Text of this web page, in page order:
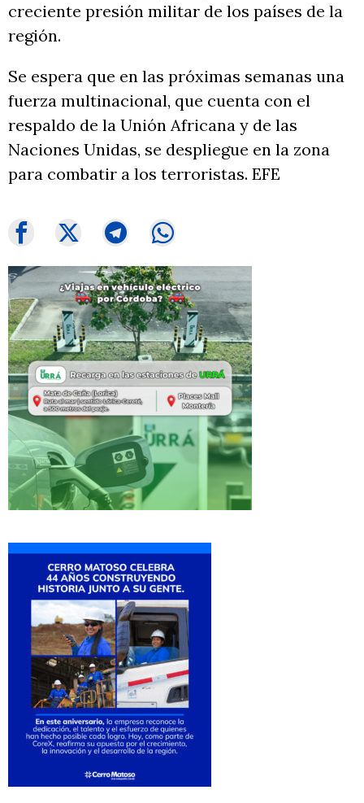
creciente presión militar de los países de la
región.
Se espera que en las próximas semanas una
fuerza multinacional, que cuenta con el
respaldo de la Unión Africana y de las
Naciones Unidas, se despliegue en la zona
para combatir a los terroristas. EFE